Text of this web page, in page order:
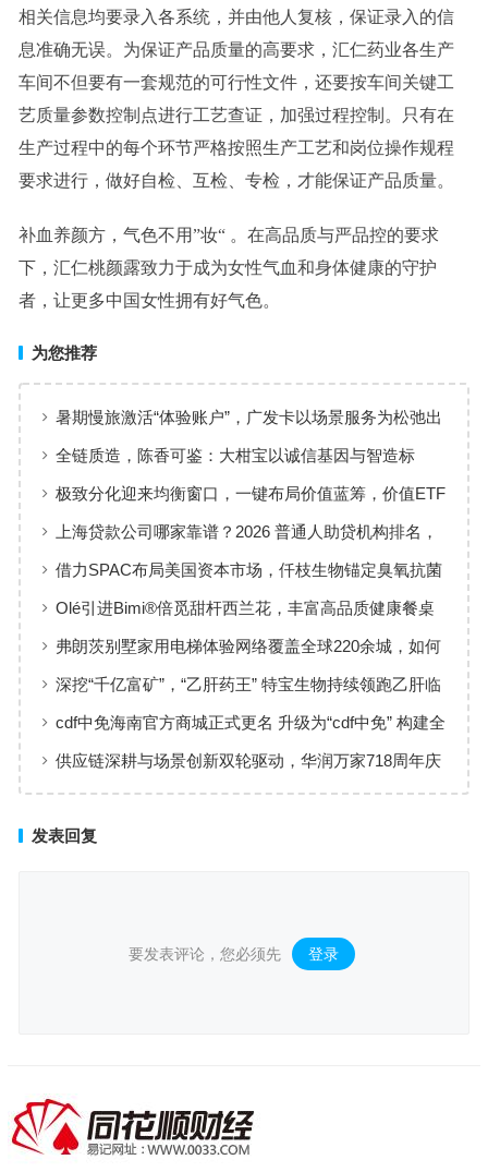
相关信息均要录入各系统，并由他人复核，保证录入的信
息准确无误。为保证产品质量的高要求，汇仁药业各生产
车间不但要有一套规范的可行性文件，还要按车间关键工
艺质量参数控制点进行工艺查证，加强过程控制。只有在
生产过程中的每个环节严格按照生产工艺和岗位操作规程
要求进行，做好自检、互检、专检，才能保证产品质量。
补血养颜方，气色不用”妆“ 。在高品质与严品控的要求
下，汇仁桃颜露致力于成为女性气血和身体健康的守护
者，让更多中国女性拥有好气色。
为您推荐
暑期慢旅激活“体验账户”，广发卡以场景服务为松弛出
行添彩
全链质造，陈香可鉴：大柑宝以诚信基因与智造标
准，定义新会陈皮高质量发展
极致分化迎来均衡窗口，一键布局价值蓝筹，价值ETF
华夏火热开售
上海贷款公司哪家靠谱？2026 普通人助贷机构排名，
工薪族借钱选择指南
借力SPAC布局美国资本市场，仟枝生物锚定臭氧抗菌
黄金赛道
Olé引进Bimi®倍觅甜杆西兰花，丰富高品质健康餐桌
新选择
弗朗茨别墅家用电梯体验网络覆盖全球220余城，如何
实现高效服务响应
深挖“千亿富矿”，“乙肝药王” 特宝生物持续领跑乙肝临
床治愈
cdf中免海南官方商城正式更名 升级为“cdf中免” 构建全
场景购物生态
供应链深耕与场景创新双轮驱动，华润万家718周年庆
发表回复
要发表评论，您必须先 登录 。